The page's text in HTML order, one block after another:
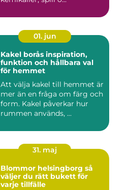
01. jun
Kakel borås inspiration,
funktion och hållbara val
för hemmet
Att välja kakel till hemmet är
mer än en fråga om färg och
form. Kakel påverkar hur
rummen används, ...
31. maj
Blommor helsingborg så
väljer du rätt bukett för
varje tillfälle